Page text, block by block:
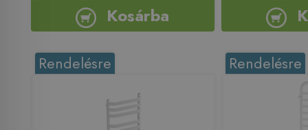
Kosárba
Rendelésre Rendelésre